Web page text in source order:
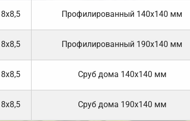
8х8,5 Профилированный 140х140 мм
8х8,5 Профилированный 190х140 мм
8х8,5 Cруб дома 140х140 мм
8х8,5 Cруб дома 190х140 мм